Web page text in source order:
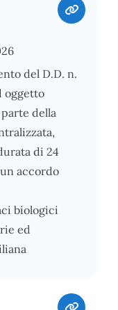
del D.D. n.
oggetto
della
di 24
accordo
biologici
ed